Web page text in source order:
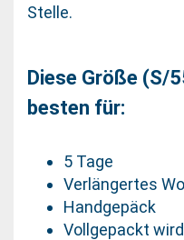
Stelle.
Diese Größe (S/
besten für:
5 Tage
Verlängertes
Handgepäck
Vollgepackt